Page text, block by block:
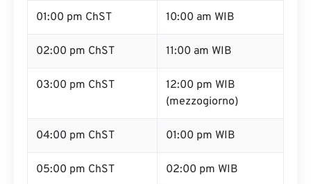
01:00 pm ChST 10:00 am WIB
02:00 pm ChST 11:00 am WIB
03:00 pm ChST
12:00 pm WIB
(mezzogiorno)
04:00 pm ChST 01:00 pm WIB
05:00 pm ChST 02:00 pm WIB